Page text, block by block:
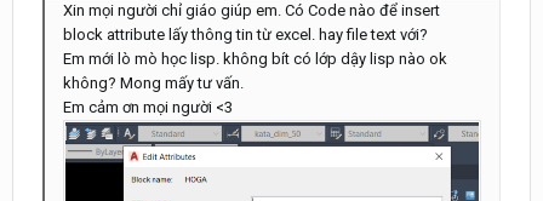
Xin mọi người chỉ giáo giúp em. Có Code nào để insert
block attribute lấy thông tin từ excel. hay file text với?
Em mới lò mò học lisp. không bít có lớp dậy lisp nào ok
không? Mong mấy tư vấn.
Em cảm ơn mọi người <3